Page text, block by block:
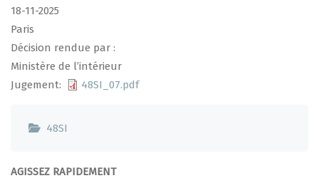
18-11-2025
Paris
Décision rendue par :
Ministère de l’intérieur
Jugement
48SI_07.pdf
48SI
AGISSEZ RAPIDEMENT